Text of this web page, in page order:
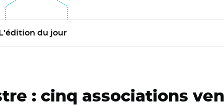
L'édition du jour
: cinq associations